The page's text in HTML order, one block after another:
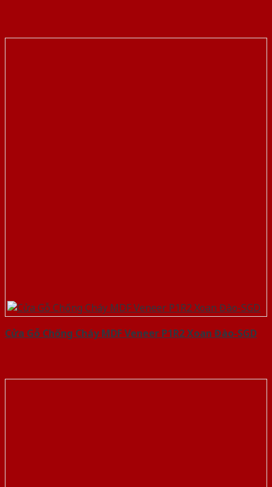
Cửa Gỗ Chống Cháy MDF Veneer P1R2 Xoan Đào-SGD